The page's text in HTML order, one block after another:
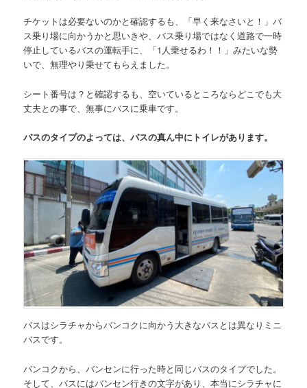
チケットは必要ないのかと確認するも、 「早く来なさいと！」バ
ス乗り場に向かうかと思いきや、バス乗り場ではなく道路で一時
停止しているバスの運転手に、
「1人乗せるわ！！」みたいな勢
いで、無理やり乗せてもらえました。
シート番号は？と確認するも、空いているところならどこでも大
丈夫との事で、無事にバスに乗車です。
バスのタイプのよっては、バスの真ん中にトイレがあります。
バスはシラチャからバンコクに向かう大きなバスとは異なりミニ
バスです。
バンコクから、バンセンに行った時と同じバスのタイプでした。
そして、バスにはバンセン行きの文字があり、本当にシラチャに